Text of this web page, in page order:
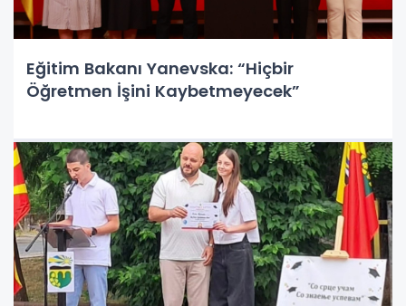
Eğitim Bakanı Yanevska: “Hiçbir
Öğretmen İşini Kaybetmeyecek”